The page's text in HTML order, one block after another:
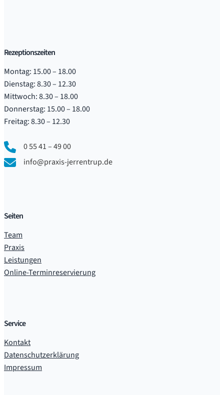
Rezeptionszeiten
Montag: 15.00 – 18.00
Dienstag: 8.30 – 12.30
Mittwoch: 8.30 – 18.00
Donnerstag: 15.00 – 18.00
Freitag: 8.30 – 12.30
0 55 41 – 49 00
info@praxis-jerrentrup.de
Seiten
Team
Praxis
Leistungen
Online-Terminreservierung
Service
Kontakt
Datenschutzerklärung
Impressum